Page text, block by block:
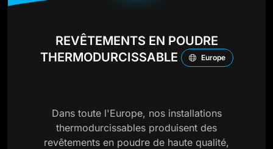
REVÊTEMENTS EN POUDRE
THERMODURCISSABLE
Europe
Dans toute l'Europe, nos installations
thermodurcissables produisent des
revêtements en poudre de haute qualité,